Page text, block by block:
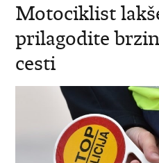
Motociklist
prilagodite
cesti